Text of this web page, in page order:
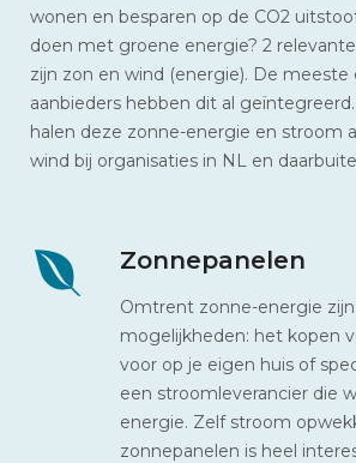
wonen en besparen op de CO2
doen met groene energie? 2
zijn zon en wind (energie). De meeste
aanbieders hebben dit al
halen deze zonne-energie en stroom
wind bij organisaties in NL en
Zonnepanelen
Omtrent zonne-energie zijn
mogelijkheden: het kopen
voor op je eigen huis of
een stroomleverancier die
energie. Zelf stroom
zonnepanelen is heel